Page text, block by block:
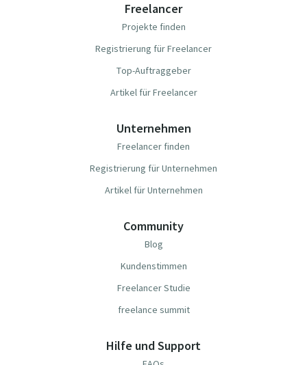
Freelancer
Projekte finden
Registrierung für Freelancer
Top-Auftraggeber
Artikel für Freelancer
Unternehmen
Freelancer finden
Registrierung für Unternehmen
Artikel für Unternehmen
Community
Blog
Kundenstimmen
Freelancer Studie
freelance summit
Hilfe und Support